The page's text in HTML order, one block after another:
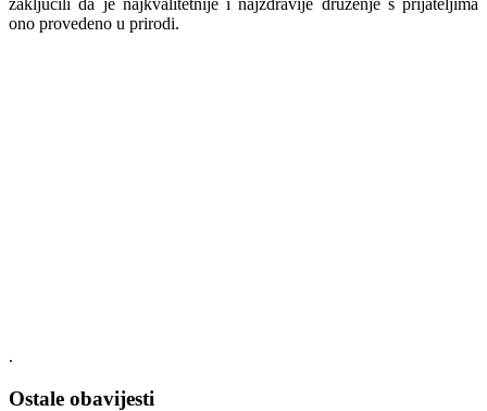
ono provedeno u prirodi.
.
Ostale obavijesti